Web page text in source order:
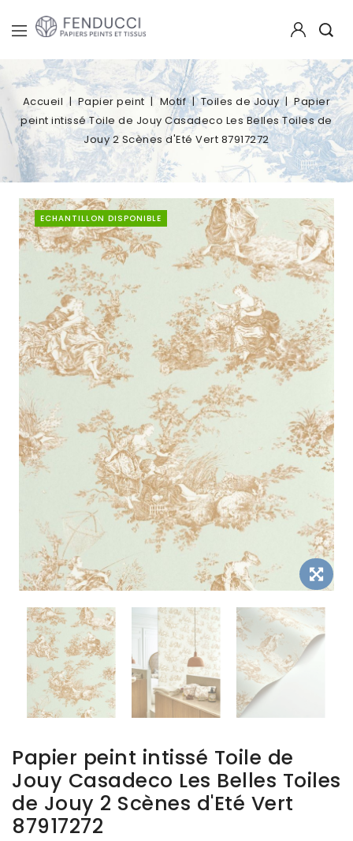
Accueil Papier peint Motif Toiles de Jouy
Papier
peint intissé Toile de Jouy Casadeco Les Belles Toiles de
Jouy 2 Scènes d'Eté Vert 87917272
ECHANTILLON DISPONIBLE
Papier peint intissé Toile de
Jouy Casadeco Les Belles Toiles
de Jouy 2 Scènes d'Eté Vert
87917272